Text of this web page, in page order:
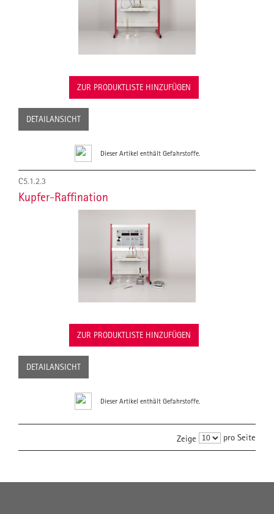
ZUR PRODUKTLISTE HINZUFÜGEN
DETAILANSICHT
Dieser Artikel enthält Gefahrstoffe.
C5.1.2.3
Kupfer-Raffination
ZUR PRODUKTLISTE HINZUFÜGEN
DETAILANSICHT
Dieser Artikel enthält Gefahrstoffe.
Zeige pro Seite